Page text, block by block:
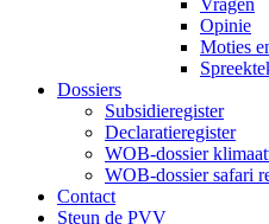
Vragen
Opinie
Moties
Dossiers
Subsidieregister
Declaratieregister
WOB-dossier
WOB-dossier safari
Contact
Steun de PVV